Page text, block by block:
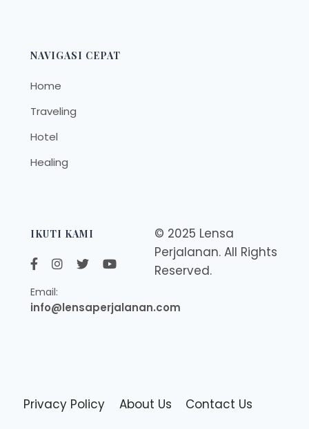
NAVIGASI CEPAT
Home
Traveling
Hotel
Healing
IKUTI KAMI
Email:
info@lensaperjalanan.com
© 2025 Lensa
Perjalanan. All Rights
Reserved.
Privacy Policy About Us Contact Us